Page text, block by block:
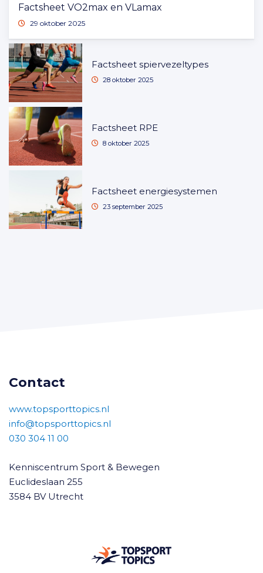
Factsheet VO2max en VLamax
29 oktober 2025
Factsheet spiervezeltypes
28 oktober 2025
Factsheet RPE
8 oktober 2025
Factsheet energiesystemen
23 september 2025
Contact
www.topsporttopics.nl
info@topsporttopics.nl
030 304 11 00
Kenniscentrum Sport & Bewegen
Euclideslaan 255
3584 BV Utrecht